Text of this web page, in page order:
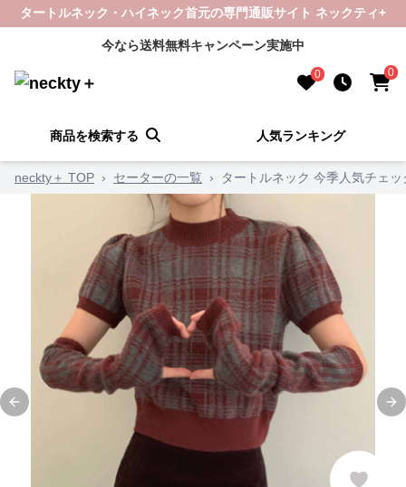
タートルネック・ハイネック首元の専門通販サイト ネックティ+
今なら送料無料キャンペーン実施中
0 0
商品を検索する 人気ランキング
neckty＋ TOP › セーターの一覧 › タートルネック 今季人気チェ
Previous slide